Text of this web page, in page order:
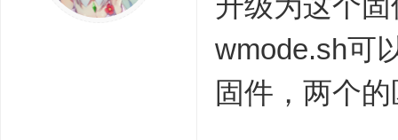
wmode.sh可
固件，两个